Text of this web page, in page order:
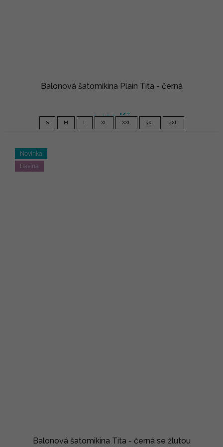
Balonová šatomikina Plain Tita - černá
1 490 Kč
S M L XL XXL 3XL 4XL
Novinka
Bavlna
Balonová šatomikina Tita - černá se žlutou